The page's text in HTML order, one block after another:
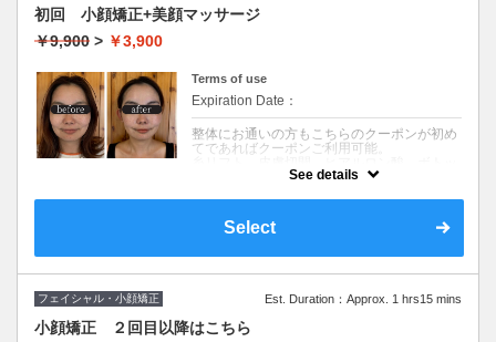
初回 小顔矯正+美顔マッサージ
￥9,900 > ￥3,900
Terms of use
Expiration Date：
整体にお通いの方もこちらのクーポンが初め
てであればクーポンご利用可能。
クス、サーマクール、レーザー系施術、ダー
す。(場合によっては一定期間施術が行えない
場合もございます)
えら張り、頬骨の出っ張り、顎や顔の歪み、
フェイスラインのたるみなど
骨と筋肉にアプローチ！リンパを流してリフ
See details
Select
フェイシャル・小顔矯正 Est. Duration：Approx. 1 hrs15 mins
小顔矯正 ２回目以降はこちら